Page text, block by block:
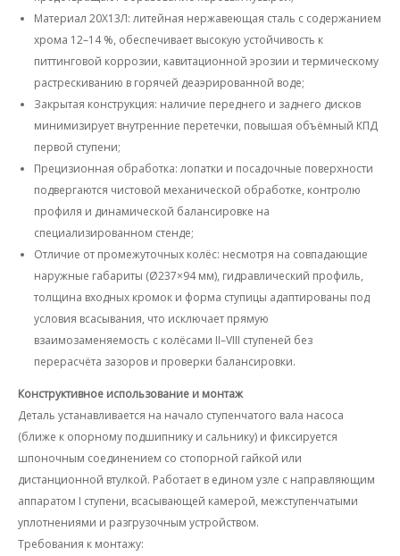
Материал 20Х13Л: литейная нержавеющая сталь с содержанием
хрома 12–14 %, обеспечивает высокую устойчивость к
питтинговой коррозии, кавитационной эрозии и термическому
растрескиванию в горячей деаэрированной воде;
Закрытая конструкция: наличие переднего и заднего дисков
минимизирует внутренние перетечки, повышая объёмный КПД
первой ступени;
Прецизионная обработка: лопатки и посадочные поверхности
подвергаются чистовой механической обработке, контролю
профиля и динамической балансировке на
специализированном стенде;
Отличие от промежуточных колёс: несмотря на совпадающие
наружные габариты (Ø237×94 мм), гидравлический профиль,
толщина входных кромок и форма ступицы адаптированы под
условия всасывания, что исключает прямую
взаимозаменяемость с колёсами II–VIII ступеней без
перерасчёта зазоров и проверки балансировки.
Конструктивное использование и монтаж
Деталь устанавливается на начало ступенчатого вала насоса
(ближе к опорному подшипнику и сальнику) и фиксируется
шпоночным соединением со стопорной гайкой или
дистанционной втулкой. Работает в едином узле с направляющим
аппаратом I ступени, всасывающей камерой, межступенчатыми
уплотнениями и разгрузочным устройством.
Требования к монтажу: